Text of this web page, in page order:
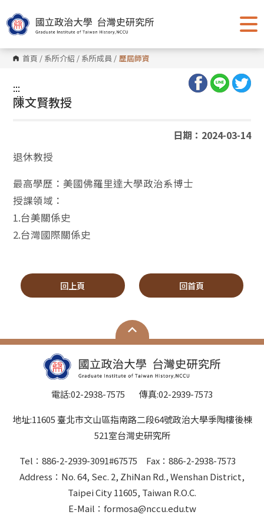
到
主
要
內
容
區 首頁 / 系所介紹 / 系所成員 / 歷屆師資
:::
:::
陳文賢教授
日期：2024-03-14
退休教授
最高學歷：美國佛羅里達大學政治系博士
授課領域：
1.台美關係史
2.台灣國際關係史
回上頁 回首頁
電話:02-2938-7575 傳真:02-2939-7573
地址:11605 臺北市文山區指南路二段64號政治大學季陶樓後棟
521室台灣史研究所
Tel：886-2-2939-3091#67575 Fax：886-2-2938-7573
Address：No. 64, Sec. 2, ZhiNan Rd., Wenshan District,
Taipei City 11605, Taiwan R.O.C.
E-Mail：formosa@nccu.edu.tw